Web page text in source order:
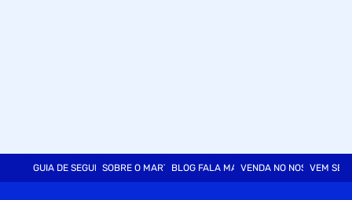
GUIA DE SEGURANÇASOBRE O MARTINSBLOG FALA MARTVENDA NO NOSSO SITE
VEM SER